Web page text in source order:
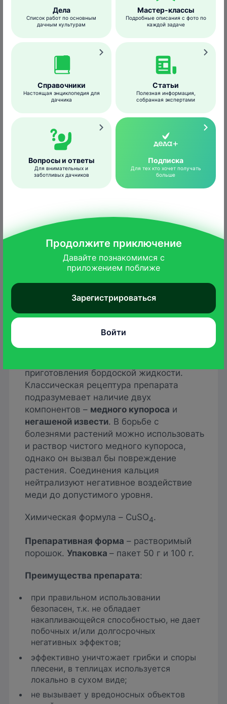
здоровой ткани и обработать 3-4%-ным
медным купоросом
Для предупреждения инфекции растения
весной обрабатывают 1%-ным раствором
Фитолавином
Профилактика:
своевременная грамотная санитарная
обрезка,
обязательная дезинфекция садового
инструмента,
уборка растительных остатков с участка,
соблюдение правил агротехники.
Средства борьбы
Медный купорос, РП – антисептическое и
фунгицидное средство контактного
действия. Ограничивает развитие и
Применяется для обработки древесины с
целью борьбы с плесенью и гнилями.
приготовления бордоской жидкости.
Классическая рецептура препарата
подразумевает наличие двух
компонентов – медного купороса и
негашеной извести. В борьбе с
болезнями растений можно использовать
и раствор чистого медного купороса,
однако он вызвал бы повреждение
растения. Соединения кальция
нейтрализуют негативное воздействие
меди до допустимого уровня.
Химическая формула – CuSO4.
Препаративная форма – растворимый
порошок. Упаковка– пакет 50 г и 100 г.
Преимущества препарата:
при правильном использовании
безопасен, т.к. не обладает
накапливающейся способностью, не дает
побочных и/или долгосрочных
негативных эффектов;
эффективно уничтожает грибки и споры
плесени, в теплицах используется
локально в сухом виде;
не вызывает у вредоносных объектов
Дела
Список работ по основным
дачным культурам
Мастер-классы
Подробные описания с фото по
каждой задаче
Справочники
Настоящая энциклопедия для
дачника
Статьи
Полезная информация,
собранная экспертами
Вопросы и ответы
Для внимательных и
заботливых дачников
Подписка
Для тех кто хочет получать
больше
Продолжите приключение
Давайте познакомимся с
приложением поближе
Зарегистрироваться
Войти